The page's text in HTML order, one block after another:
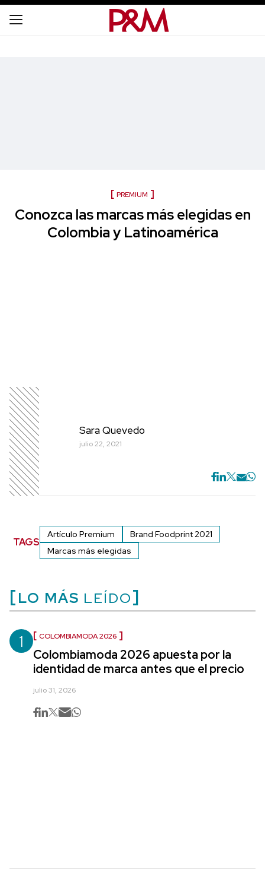
PREMIUM
Conozca las marcas más elegidas en
Colombia y Latinoamérica
Sara Quevedo
julio 22, 2021
TAGS
Artículo Premium
Brand Foodprint 2021
Marcas más elegidas
LO MÁS LEÍDO
1 COLOMBIAMODA 2026
Colombiamoda 2026 apuesta por la
identidad de marca antes que el precio
julio 31, 2026